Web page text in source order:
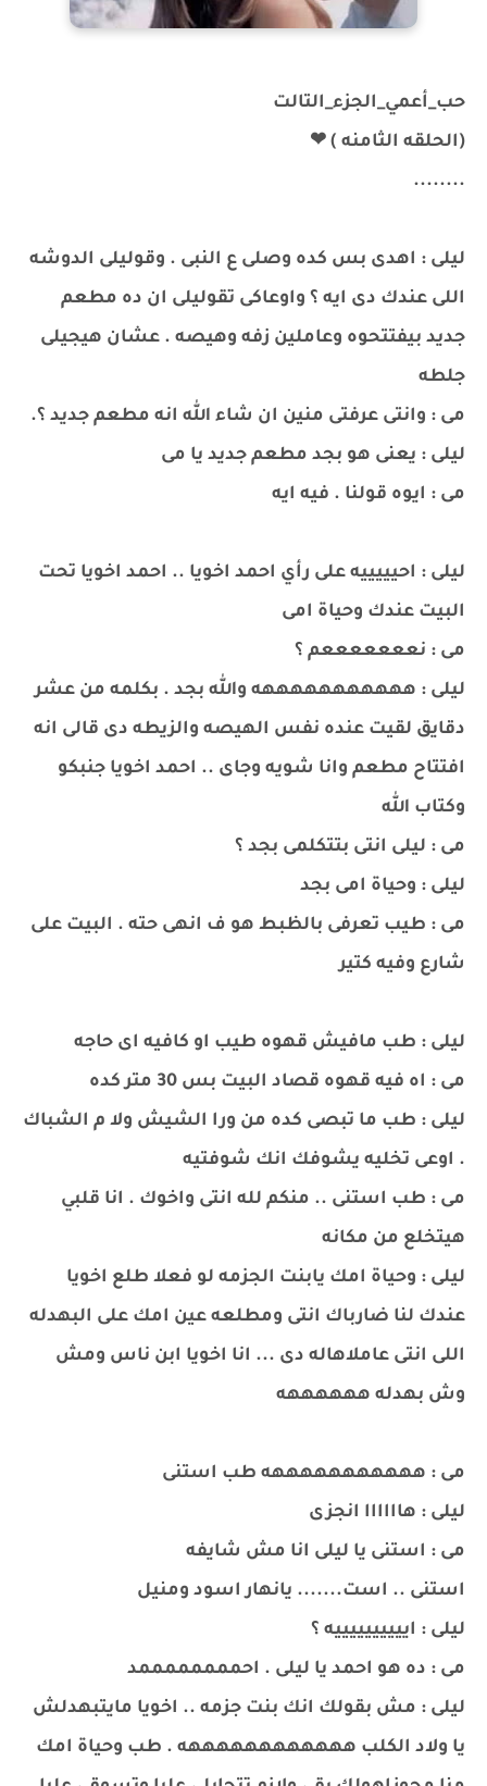
حب_أعمي_الجزء_التالت
(الحلقه الثامنه ) ❤
........
ليلى : اهدى بس كده وصلى ع النبى . وقوليلى الدوشه
اللى عندك دى ايه ؟ واوعاكى تقوليلى ان ده مطعم
جديد بيفتتحوه وعاملين زفه وهيصه . عشان هيجيلى
جلطه
مى : وانتى عرفتى منين ان شاء الله انه مطعم جديد ؟.
ليلى : يعنى هو بجد مطعم جديد يا مى
مى : ايوه قولنا . فيه ايه
ليلى : احيييييه على رأي احمد اخويا .. احمد اخويا تحت
البيت عندك وحياة امى
مى : نعععععععم ؟
ليلى : هههههههههههه والله بجد . بكلمه من عشر
دقايق لقيت عنده نفس الهيصه والزيطه دى قالى انه
افتتاح مطعم وانا شويه وجاى .. احمد اخويا جنبكو
وكتاب الله
مى : ليلى انتى بتتكلمى بجد ؟
ليلى : وحياة امى بجد
مى : طيب تعرفى بالظبط هو ف انهى حته . البيت على
شارع وفيه كتير
ليلى : طب مافيش قهوه طيب او كافيه اى حاجه
مى : اه فيه قهوه قصاد البيت بس 30 متر كده
ليلى : طب ما تبصى كده من ورا الشيش ولا م الشباك
. اوعى تخليه يشوفك انك شوفتيه
مى : طب استنى .. منكم لله انتى واخوك . انا قلبي
هيتخلع من مكانه
ليلى : وحياة امك يابنت الجزمه لو فعلا طلع اخويا
عندك لنا ضارباك انتى ومطلعه عين امك على البهدله
اللى انتى عاملاهاله دى ... انا اخويا ابن ناس ومش
وش بهدله ههههههه
مى : هههههههههههه طب استنى
ليلى : هاااااا انجزى
مى : استنى يا ليلى انا مش شايفه
استنى .. است....... يانهار اسود ومنيل
ليلى : اييييييييييه ؟
مى : ده هو احمد يا ليلى . احممممممممد
ليلى : مش بقولك انك بنت جزمه .. اخويا مايتبهدلش
يا ولاد الكلب ههههههههههههه . طب وحياة امك